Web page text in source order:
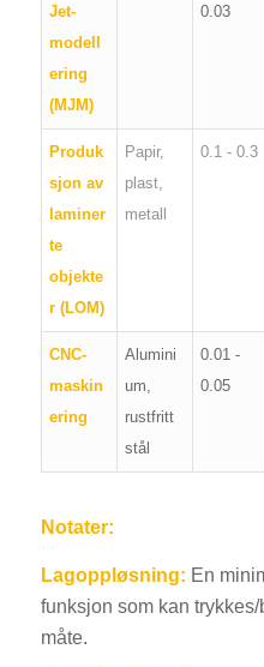
Jet-
modell
ering
(MJM)
0.03
Produk
sjon av
laminer
te
objekte
r (LOM)
Papir,
plast,
metall
0.1 - 0.3
CNC-
maskin
ering
Alumini
um,
rustfritt
stål
0.01 -
0.05
Notater:
Lagoppløsning: En
funksjon som kan
måte.